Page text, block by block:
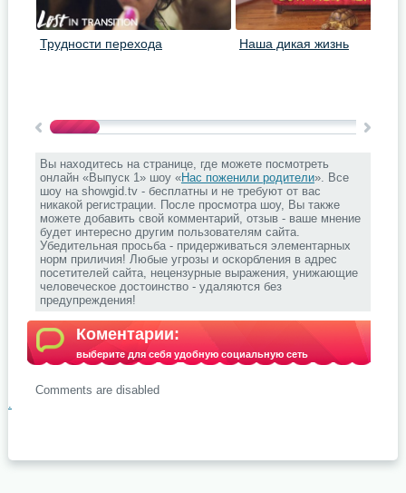
Трудности перехода Наша дикая жизнь
Вы находитесь на странице, где можете посмотреть
онлайн «Выпуск 1» шоу «Нас поженили родители». Все
шоу на showgid.tv - бесплатны и не требуют от вас
никакой регистрации. После просмотра шоу, Вы также
можете добавить свой комментарий, отзыв - ваше мнение
будет интересно другим пользователям сайта.
Убедительная просьба - придерживаться элементарных
норм приличия! Любые угрозы и оскорбления в адрес
посетителей сайта, нецензурные выражения, унижающие
человеческое достоинство - удаляются без
предупреждения!
Коментарии:
выберите для себя удобную социальную сеть
Comments are disabled
.